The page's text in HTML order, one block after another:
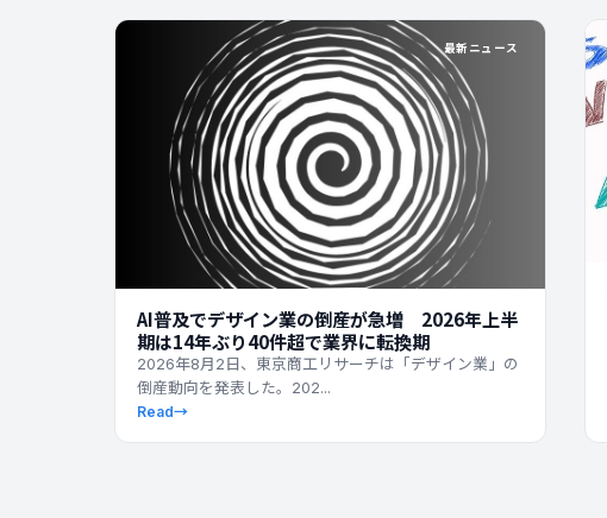
最新ニュース
AI普及でデザイン業の倒産が急増 2026年上半
期は14年ぶり40件超で業界に転換期
2026年8月2日、東京商工リサーチは「デザイン業」の
倒産動向を発表した。202...
Read→